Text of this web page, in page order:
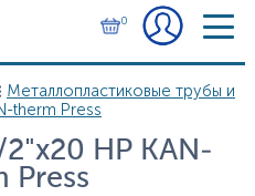
0
Металлопластиковые трубы и
therm Press
2"х20 НР KAN-
Press